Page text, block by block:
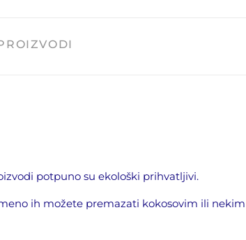
potpuno su ekološki prihvatljivi.
ih možete premazati kokosovim ili